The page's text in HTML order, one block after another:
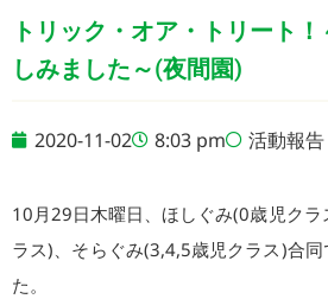
トリック・オア・トリート
しみました～(夜間園)
2020-11-02 8:03 pm 活動報告
10月29日木曜日、ほしぐみ(0歳児ク
ラス)、そらぐみ(3,4,5歳児クラス)合
た。